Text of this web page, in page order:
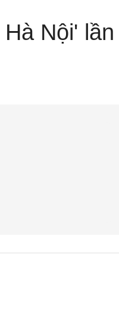
Nội' lần